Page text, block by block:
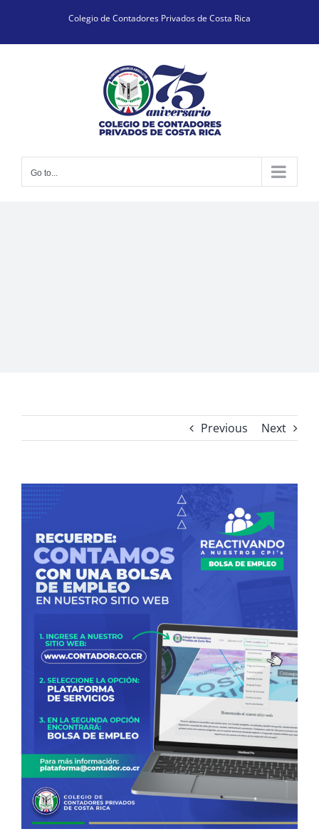
content
Colegio de Contadores Privados de Costa Rica
Go to...
Previous Next
View
Larger
Image